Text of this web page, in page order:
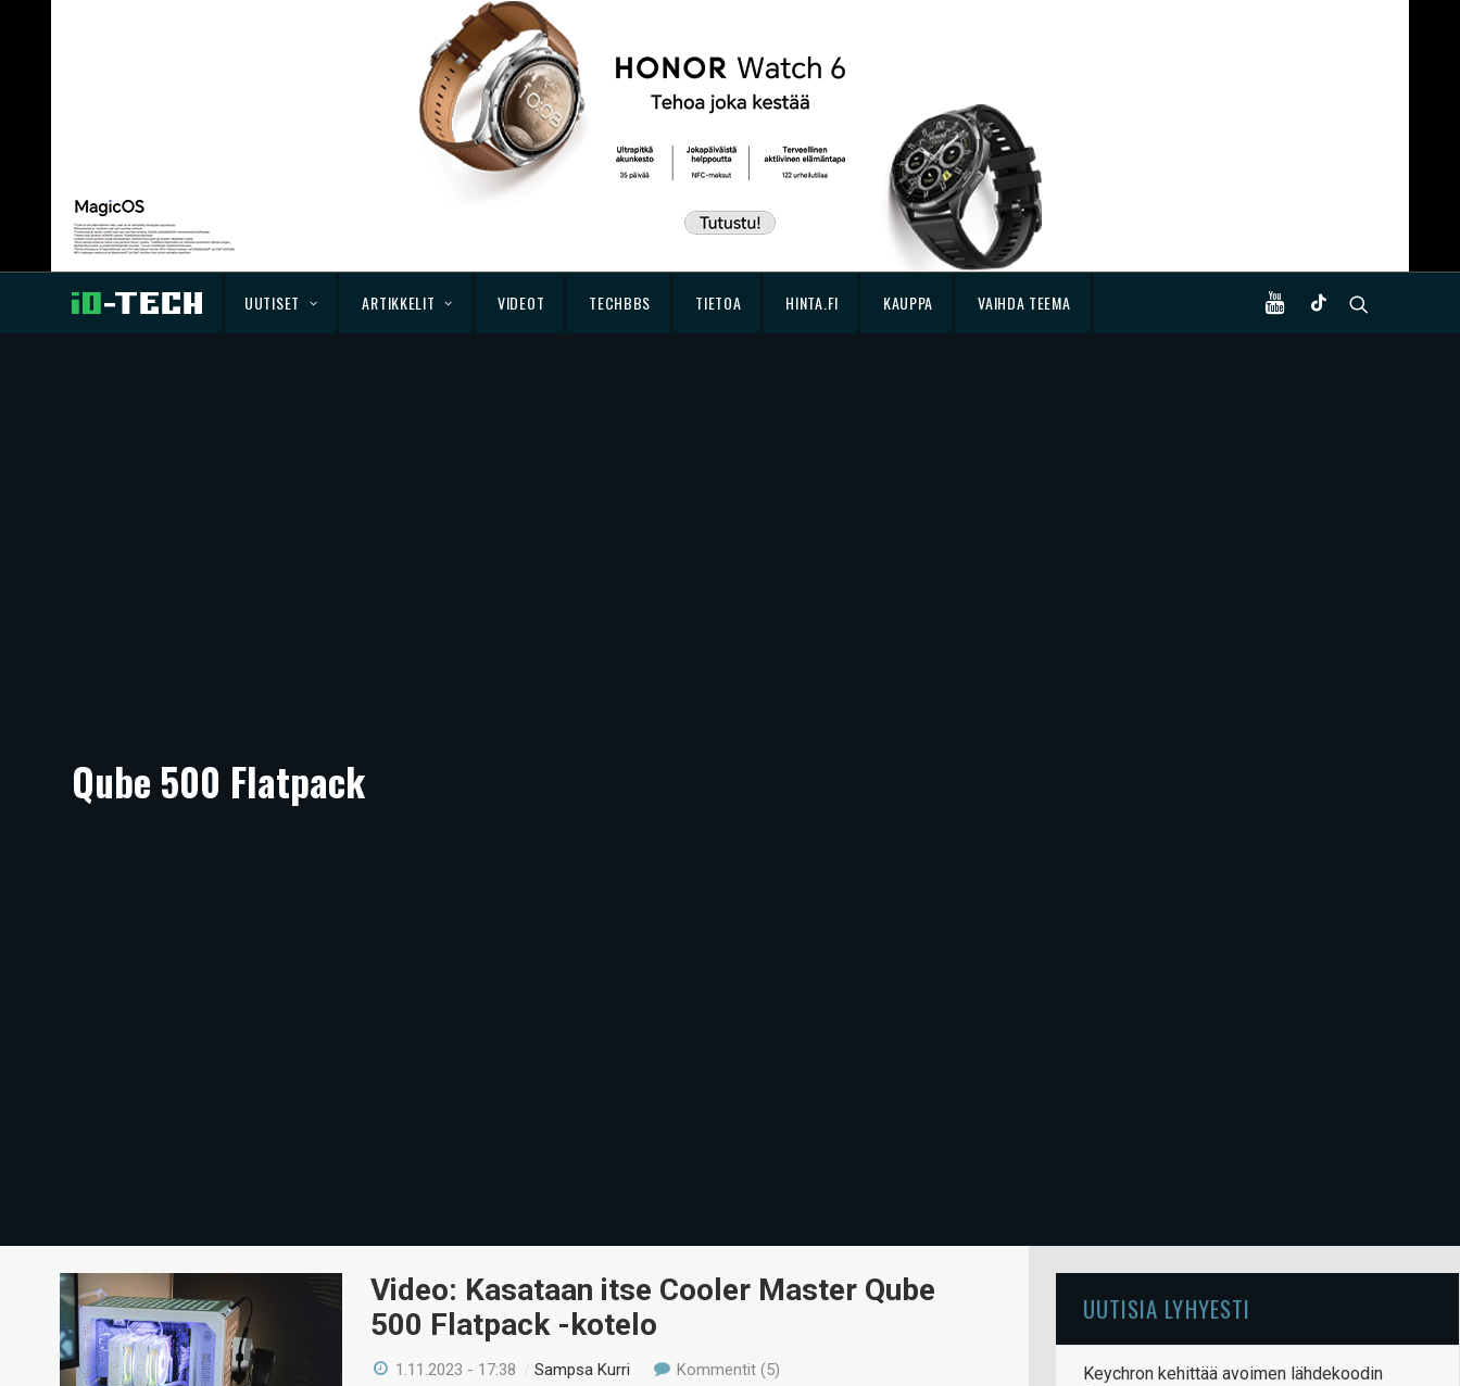
UUTISET ARTIKKELIT VIDEOT TECHBBS TIETOA HINTA.FI KAUPPA VAIHDA TEEMA
Qube 500 Flatpack
Video: Kasataan itse Cooler Master Qube
500 Flatpack -kotelo
1.11.2023 - 17:38 /Sampsa Kurri Kommentit (5)
UUTISIA LYHYESTI
Keychron kehittää avoimen lähdekoodin